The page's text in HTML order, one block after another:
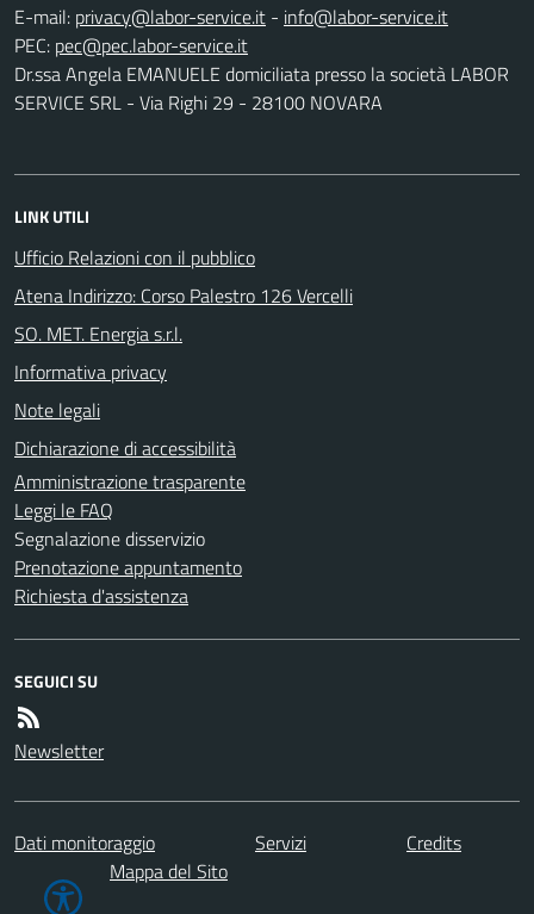
E-mail:
-
PEC:
Dr.ssa Angela EMANUELE domiciliata presso la società LABOR
SERVICE SRL - Via Righi 29 - 28100 NOVARA
LINK UTILI
Ufficio Relazioni con il pubblico
Atena Indirizzo: Corso Palestro 126 Vercelli
SO. MET. Energia s.r.l.
Informativa privacy
Note legali
Dichiarazione di accessibilità
Amministrazione trasparente
Leggi le FAQ
Segnalazione disservizio
Prenotazione appuntamento
Richiesta d'assistenza
SEGUICI SU
Newsletter
Dati monitoraggio Servizi
Credits
Mappa del Sito